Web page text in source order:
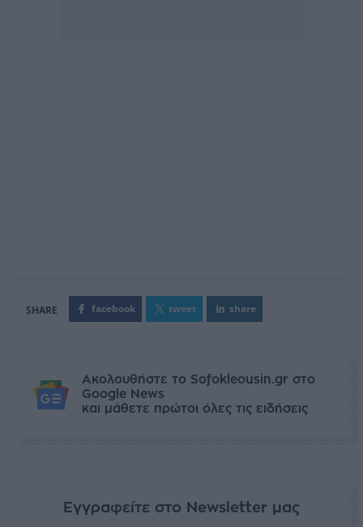
facebook tweet share
Ακολουθήστε το Sofokleousin.gr στο
Google News
και μάθετε πρώτοι όλες τις ειδήσεις
Εγγραφείτε στο Newsletter μας